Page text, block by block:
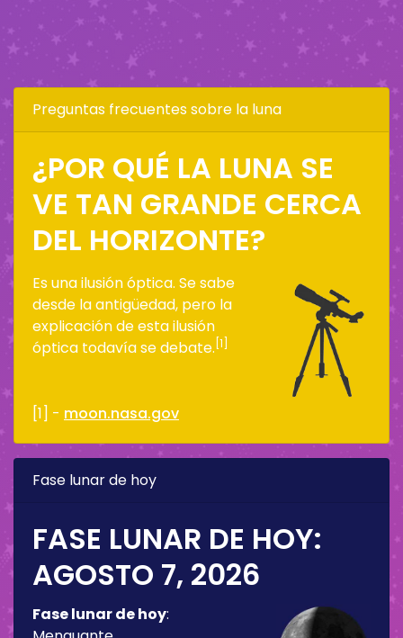
Preguntas frecuentes sobre la luna
¿POR QUÉ LA LUNA SE
VE TAN GRANDE CERCA
DEL HORIZONTE?
Es una ilusión óptica. Se sabe
desde la antigüedad, pero la
explicación de esta ilusión
óptica todavía se debate. [1]
[1] - moon.nasa.gov
Fase lunar de hoy
FASE LUNAR DE HOY:
AGOSTO 7, 2026
Fase lunar de hoy: